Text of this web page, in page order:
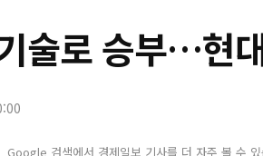
술로 승부…현
Google 검색에서 경제일보 기사를 더 자주 볼 수